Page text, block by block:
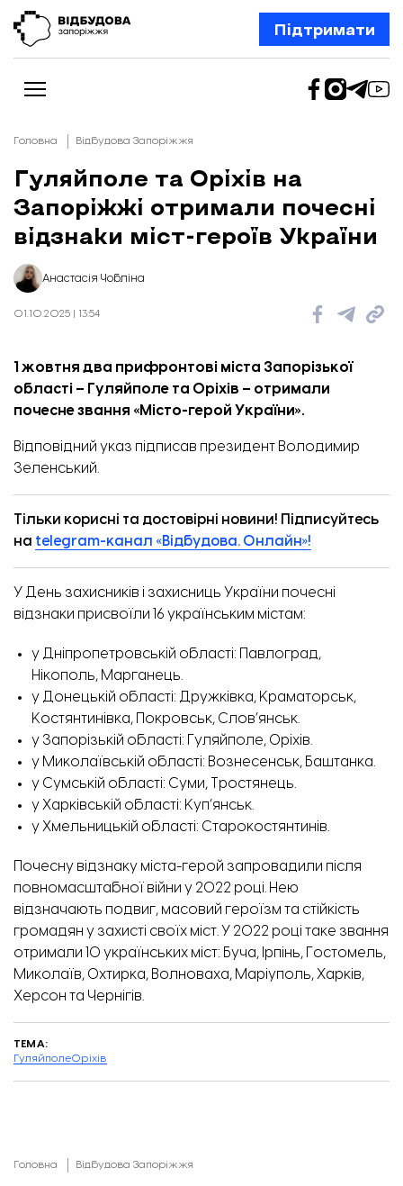
Підтримати
Новини
Відбудова Запоріжжя
Ексклюзив
Бізнес
Шлях додому
Відбудова. Життя
Про нас
Головна Відбудова Запоріжжя
Гуляйполе та Оріхів на
Запоріжжі отримали почесні
відзнаки міст-героїв України
Анастасія Чобліна
01.10.2025 | 13:54
1 жовтня два прифронтові міста Запорізької
області – Гуляйполе та Оріхів – отримали
почесне звання «Місто-герой України».
Відповідний указ підписав президент Володимир
Зеленський.
Тільки корисні та достовірні новини! Підписуйтесь
на telegram-канал «Відбудова. Онлайн»!
У День захисників і захисниць України почесні
відзнаки присвоїли 16 українським містам:
у Дніпропетровській області: Павлоград,
Нікополь, Марганець.
у Донецькій області: Дружківка, Краматорськ,
Костянтинівка, Покровськ, Слов’янськ.
у Запорізькій області: Гуляйполе, Оріхів.
у Миколаївській області: Вознесенськ, Баштанка.
у Сумській області: Суми, Тростянець.
у Харківській області: Куп’янськ.
у Хмельницькій області: Старокостянтинів.
Почесну відзнаку міста-герой запровадили після
повномасштабної війни у 2022 році. Нею
відзначають подвиг, масовий героїзм та стійкість
громадян у захисті своїх міст. У 2022 році таке звання
отримали 10 українських міст: Буча, Ірпінь, Гостомель,
Миколаїв, Охтирка, Волноваха, Маріуполь, Харків,
Херсон та Чернігів.
ТЕМА:
ГуляйполеОріхів
Головна Відбудова Запоріжжя